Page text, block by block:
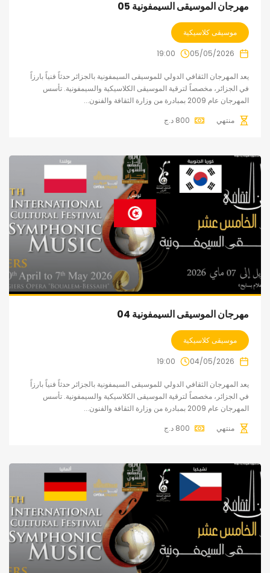
مهرجان الموسيقى السيمفونية 05
موسيقى كلاسيكية
05/05/2026
19:00
يعد المهرجان الثقافي الدولي للموسيقى السيمفونية بالجزائر حدثاً فنياً بارزاً
في الجزائر، مخصصاً لترقية الموسيقى الكلاسيكية والسيمفونية. تأسس
المهرجان عام 2009 بمبادرة من وزارة الثقافة والفنون...
منتهي
800 د.ج
مهرجان الموسيقى السيمفونية 04
موسيقى كلاسيكية
04/05/2026
19:00
يعد المهرجان الثقافي الدولي للموسيقى السيمفونية بالجزائر حدثاً فنياً بارزاً
في الجزائر، مخصصاً لترقية الموسيقى الكلاسيكية والسيمفونية. تأسس
المهرجان عام 2009 بمبادرة من وزارة الثقافة والفنون...
منتهي
800 د.ج